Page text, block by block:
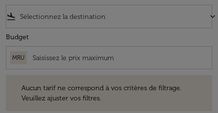
flight_land keyboard_arrow_down
Budget
MRU
Aucun tarif ne correspond à vos critères de filtrage.
Veuillez ajuster vos filtres.